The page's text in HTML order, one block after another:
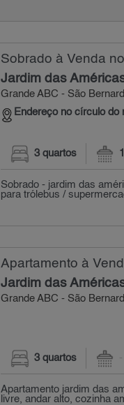
Sobrado à Venda
Jardim das
Grande ABC - São
Endereço no círculo do
3 quartos
Sobrado - jardim das
para trólebus /
Apartamento à
Jardim das
Grande ABC - São
3 quartos
Apartamento jardim das
livre, andar alto, cozinha